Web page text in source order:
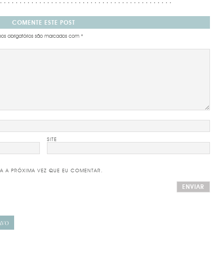
COMENTE ESTE POST
obrigatórios são marcados com *
SITE
A PRÓXIMA VEZ QUE EU COMENTAR.